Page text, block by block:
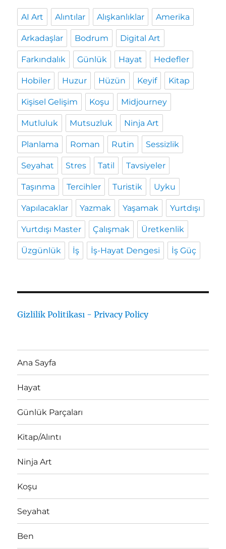
AI Art Alıntılar Alışkanlıklar Amerika
Arkadaşlar Bodrum Digital Art
Farkındalık Günlük Hayat Hedefler
Hobiler Huzur Hüzün Keyif Kitap
Kişisel Gelişim Koşu Midjourney
Mutluluk Mutsuzluk Ninja Art
Planlama Roman Rutin Sessizlik
Seyahat Stres Tatil Tavsiyeler
Taşınma Tercihler Turistik Uyku
Yapılacaklar Yazmak Yaşamak Yurtdışı
Yurtdışı Master Çalışmak Üretkenlik
Üzgünlük İş İş-Hayat Dengesi İş Güç
Gizlilik Politikası - Privacy Policy
Ana Sayfa
Hayat
Günlük Parçaları
Kitap/Alıntı
Ninja Art
Koşu
Seyahat
Ben